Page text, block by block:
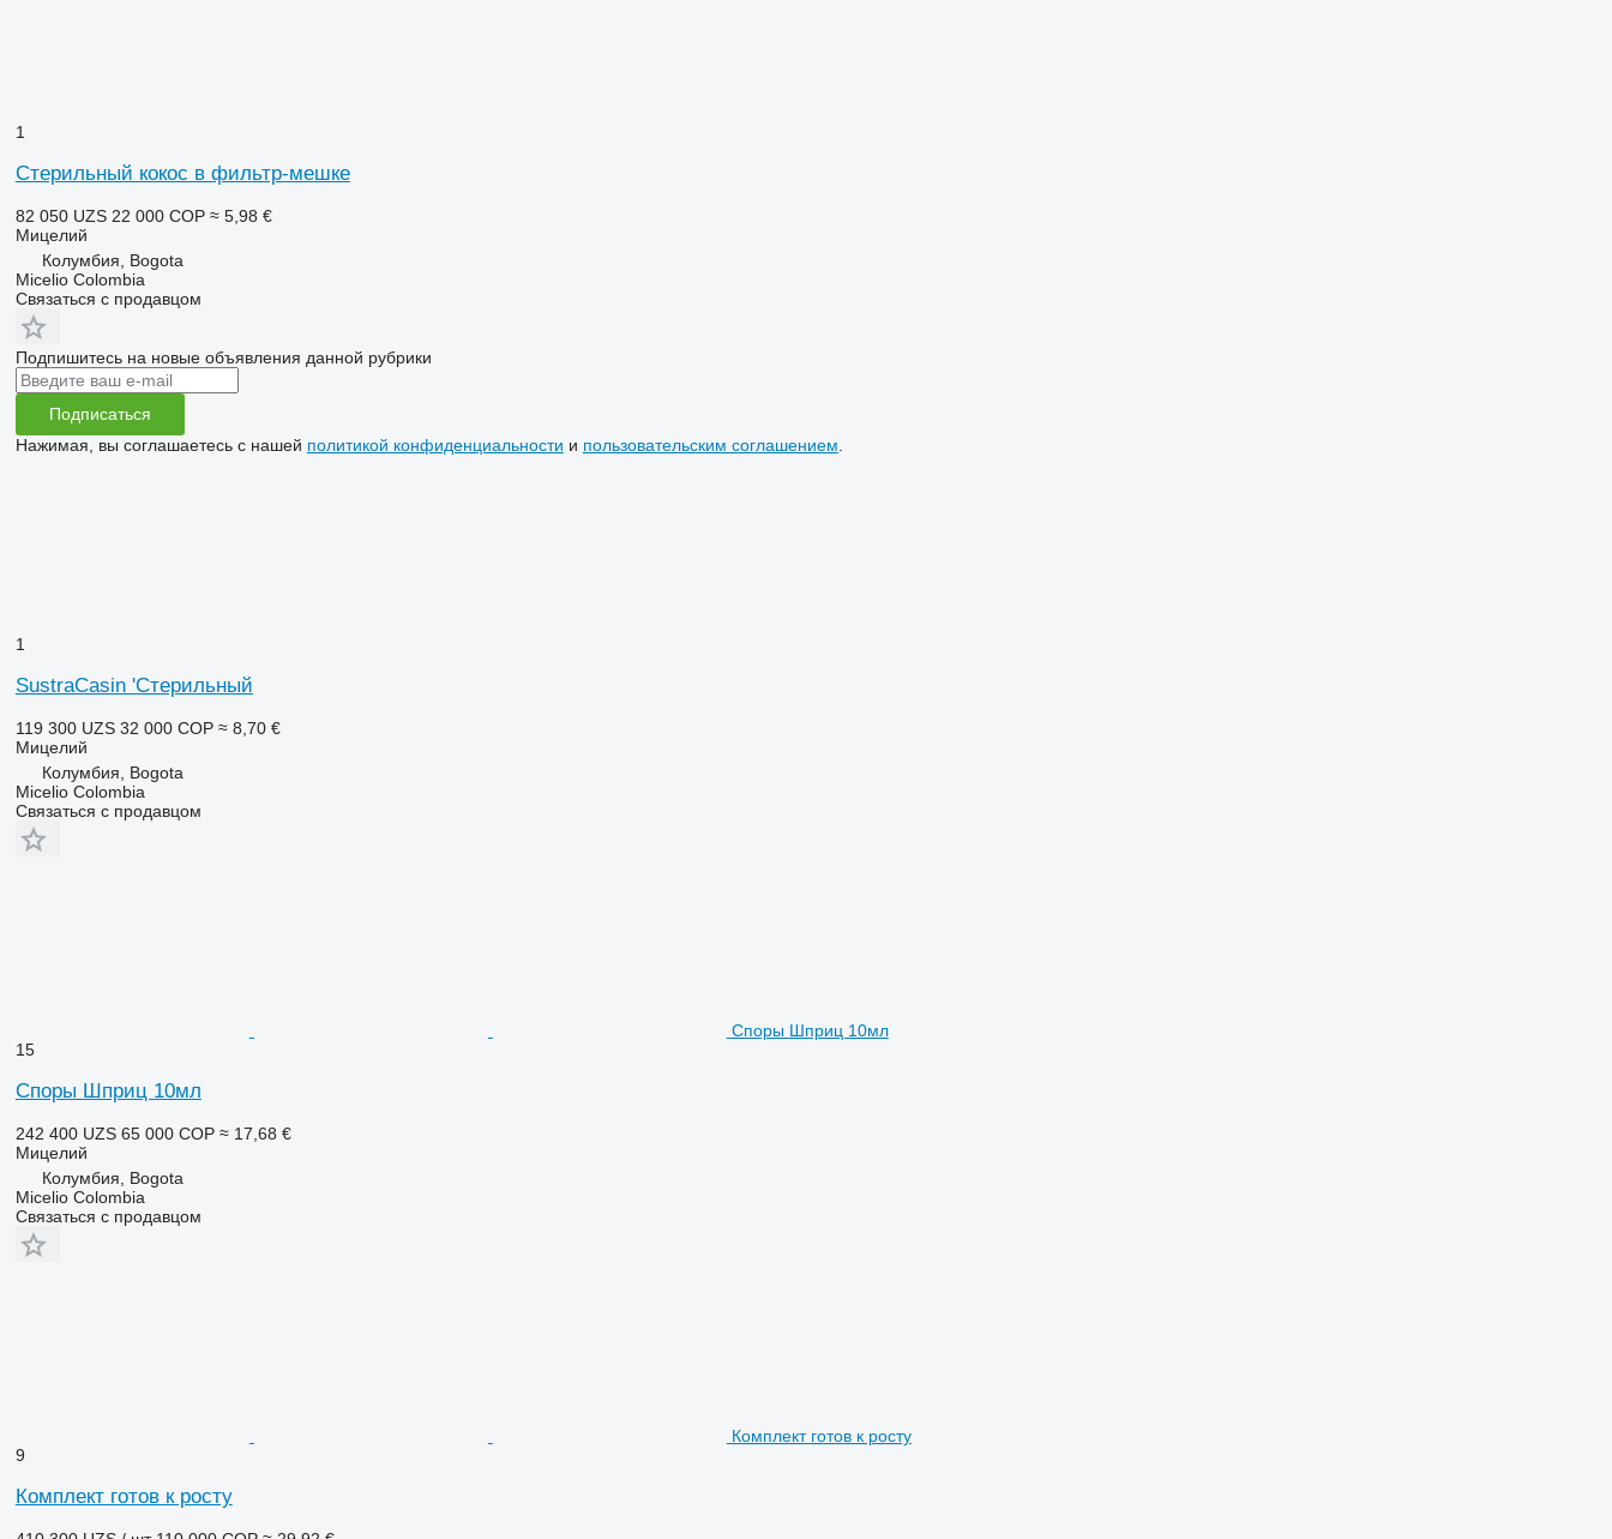
1
Стерильный кокос в фильтр-мешке
82 050 UZS 22 000 COP ≈ 5,98 €
Мицелий
Колумбия, Bogota
Micelio Colombia
Связаться с продавцом
Подпишитесь на новые объявления данной рубрики
Подписаться
Нажимая, вы соглашаетесь с нашей политикой конфиденциальности и пользовательским соглашением
1
SustraCasin 'Стерильный
119 300 UZS 32 000 COP ≈ 8,70 €
Мицелий
Колумбия, Bogota
Micelio Colombia
Связаться с продавцом
Споры Шприц 10мл
15
Споры Шприц 10мл
242 400 UZS 65 000 COP ≈ 17,68 €
Мицелий
Колумбия, Bogota
Micelio Colombia
Связаться с продавцом
Комплект готов к росту
9
Комплект готов к росту